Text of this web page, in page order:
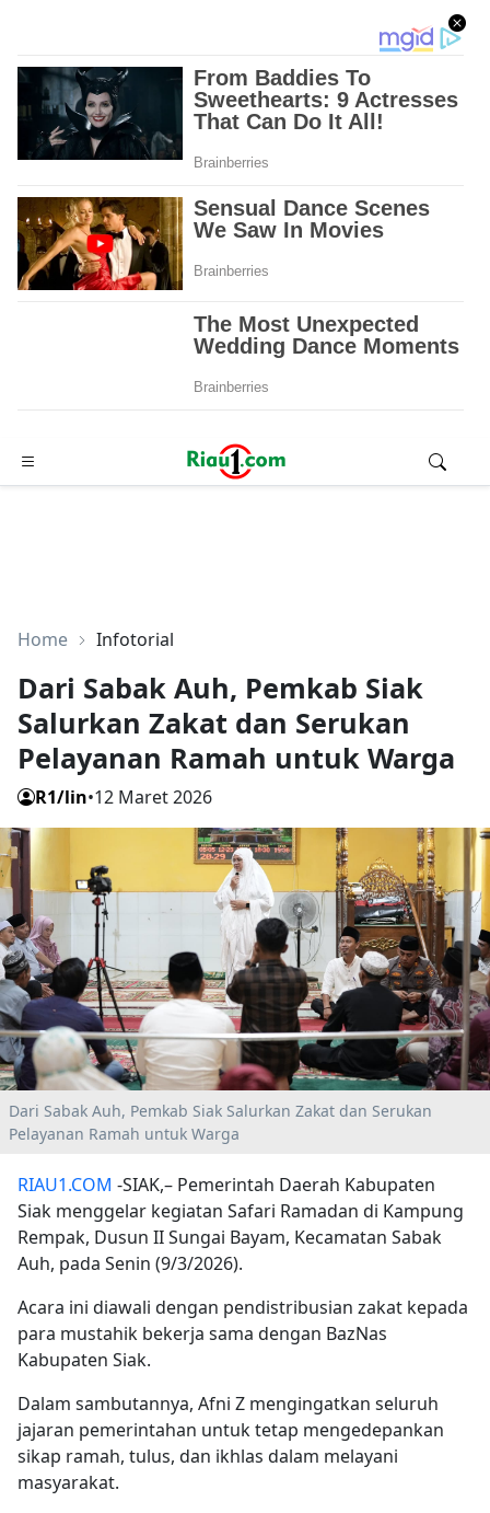
Advertisement
Home Infotorial
Dari Sabak Auh, Pemkab Siak
Salurkan Zakat dan Serukan
Pelayanan Ramah untuk Warga
R1/lin•12 Maret 2026
Dari Sabak Auh, Pemkab Siak Salurkan Zakat dan Serukan
Pelayanan Ramah untuk Warga
RIAU1.COM -SIAK,– Pemerintah Daerah Kabupaten
Siak menggelar kegiatan Safari Ramadan di Kampung
Rempak, Dusun II Sungai Bayam, Kecamatan Sabak
Auh, pada Senin (9/3/2026).
Acara ini diawali dengan pendistribusian zakat kepada
para mustahik bekerja sama dengan BazNas
Kabupaten Siak.
Dalam sambutannya, Afni Z mengingatkan seluruh
jajaran pemerintahan untuk tetap mengedepankan
sikap ramah, tulus, dan ikhlas dalam melayani
masyarakat.